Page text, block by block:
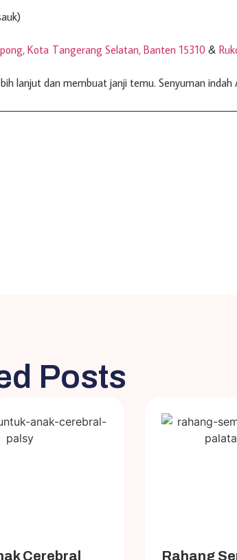
Kota Tangerang Selatan, Banten 15310 &
lanjut dan membuat janji temu. Senyuman indah
Posts
Cerebral
Rahang